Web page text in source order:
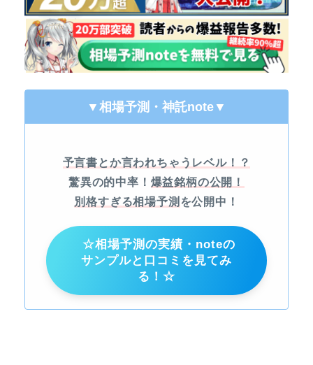
▼相場予測・神託note ▼
予言書とか言われちゃうレベル！？
驚異の的中率！ 爆益銘柄の公開！
別格すぎる相場予測 を公開中！
☆相場予測の実績・noteの
サンプルと口コミを見てみ
る！☆